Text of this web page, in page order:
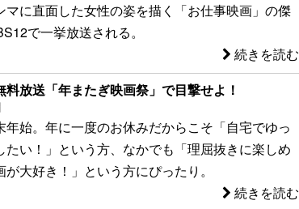
マに直面した女性の姿を描く「お仕事映画」の傑
で一挙放送される。
続きを読む
放送「年またぎ映画祭」で目撃せよ！
年始。年に一度のお休みだからこそ「自宅でゆっ
たい！」という方、なかでも「理屈抜きに楽しめ
大好き！」という方にぴったり。
続きを読む